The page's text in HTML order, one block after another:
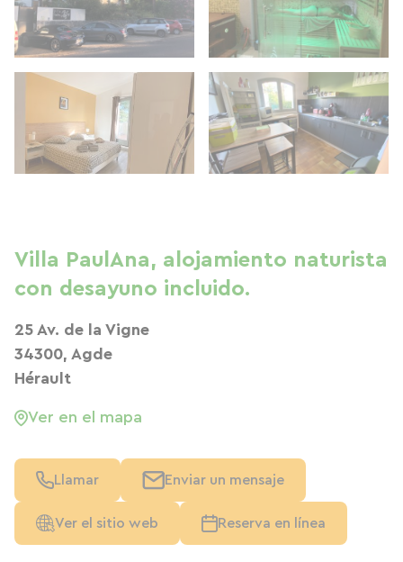
Villa PaulAna, alojamiento naturista
con desayuno incluido.
25 Av. de la Vigne
34300, Agde
Hérault
Ver en el mapa
Llamar Enviar un mensaje
Ver el sitio web Reserva en línea